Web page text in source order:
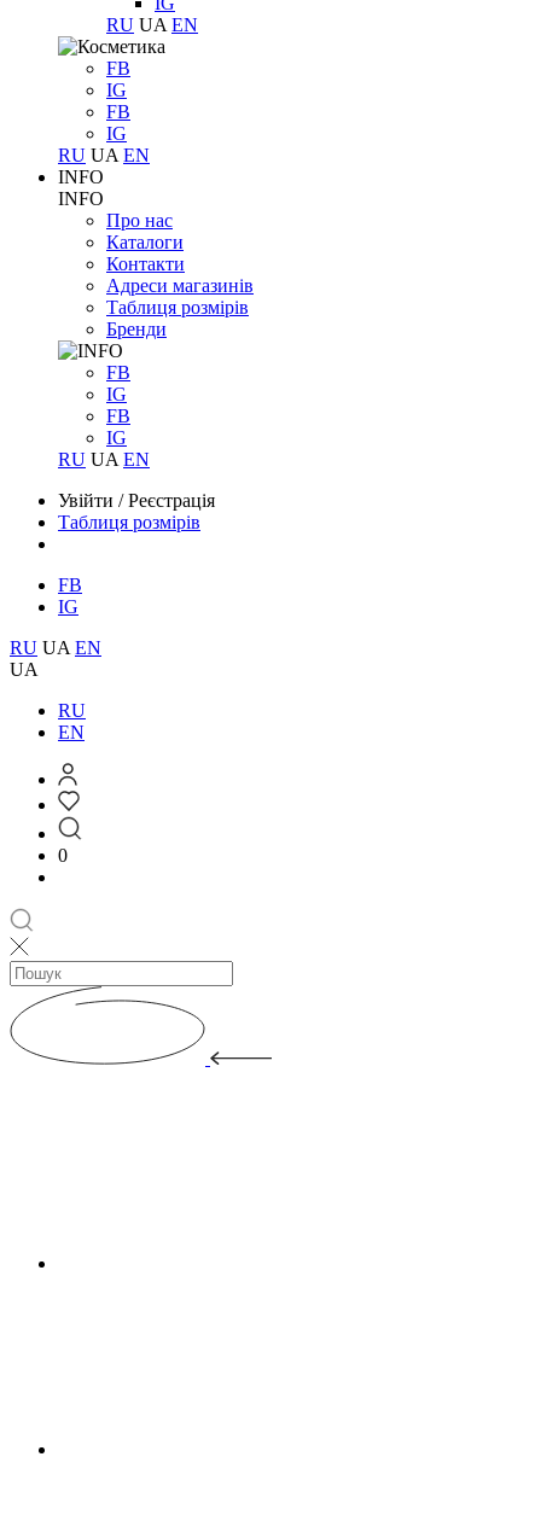
RU UA EN
FB
IG
FB
IG
RU UA EN
INFO
INFO
Про нас
Каталоги
Контакти
Адреси магазинів
Таблиця розмірів
Бренди
FB
IG
FB
IG
RU UA EN
Увійти /Реєстрація
Таблиця розмірів
FB
IG
RU UA EN
UA
RU
EN
0